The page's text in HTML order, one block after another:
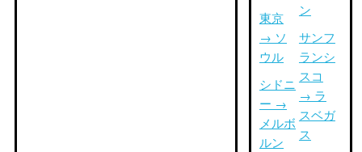
東京
→ ソ
ウル
シドニ
ー →
メルボ
ルン
ン
サンフ
ランシ
スコ
→ ラ
スベガ
ス